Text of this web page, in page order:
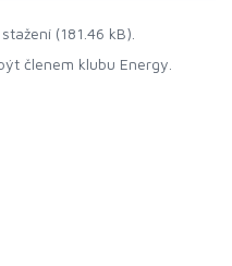
(181.46 kB).
členem klubu Energy.